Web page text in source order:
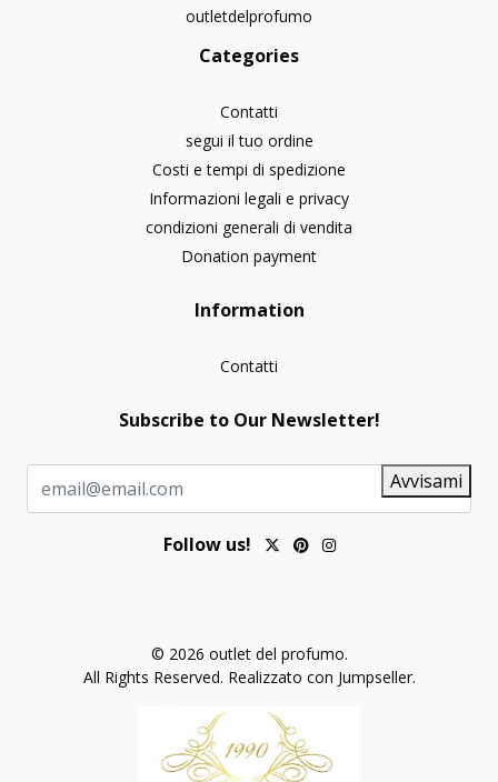
outletdelprofumo
Categories
Contatti
segui il tuo ordine
Costi e tempi di spedizione
Informazioni legali e privacy
condizioni generali di vendita
Donation payment
Information
Contatti
Subscribe to Our Newsletter!
Avvisami
Follow us!
© 2026 outlet del profumo.
All Rights Reserved. Realizzato con Jumpseller.